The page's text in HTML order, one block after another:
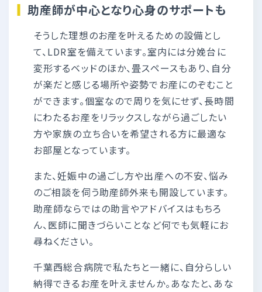
助産師が中心となり心身のサポートも
そうした理想のお産を叶えるための設備とし
て、LDR室を備えています。室内には分娩台に
変形するベッドのほか、畳スペースもあり、自分
が楽だと感じる場所や姿勢でお産にのぞむこと
ができます。個室なので周りを気にせず、長時間
にわたるお産をリラックスしながら過ごしたい
方や家族の立ち合いを希望される方に最適な
お部屋となっています。
また、妊娠中の過ごし方や出産への不安、悩み
のご相談を伺う助産師外来も開設しています。
助産師ならではの助言やアドバイスはもちろ
ん、医師に聞きづらいことなど何でも気軽にお
尋ねください。
千葉西総合病院で私たちと一緒に、自分らしい
納得できるお産を叶えませんか。あなたと、あな